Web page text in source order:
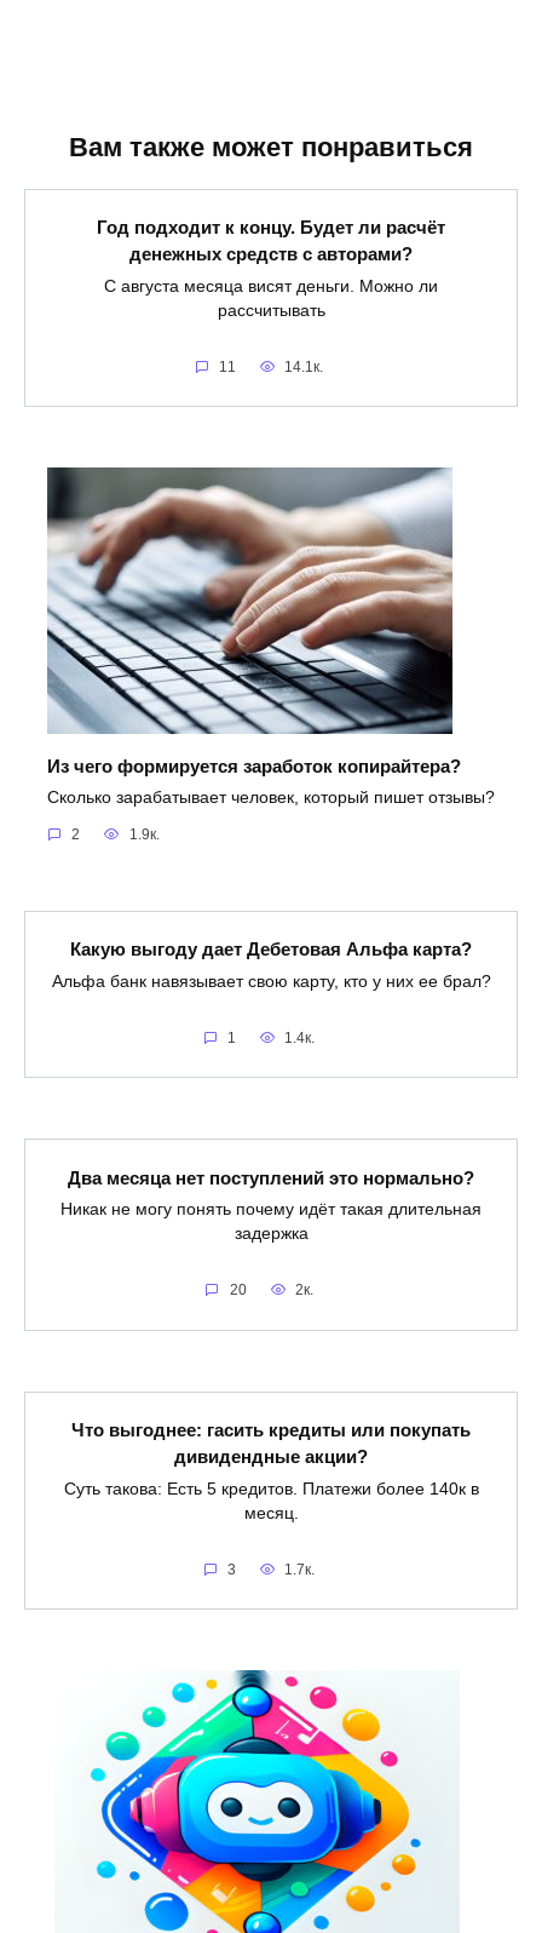
Вам также может понравиться
Год подходит к концу. Будет ли расчёт
денежных средств с авторами?
С августа месяца висят деньги. Можно ли
рассчитывать
11 14.1к.
Из чего формируется заработок копирайтера?
Сколько зарабатывает человек, который пишет отзывы?
2 1.9к.
Какую выгоду дает Дебетовая Альфа карта?
Альфа банк навязывает свою карту, кто у них ее брал?
1 1.4к.
Два месяца нет поступлений это нормально?
Никак не могу понять почему идёт такая длительная
задержка
20 2к.
Что выгоднее: гасить кредиты или покупать
дивидендные акции?
Суть такова: Есть 5 кредитов. Платежи более 140к в
месяц.
3 1.7к.